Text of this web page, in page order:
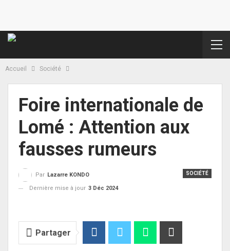
Accueil Société
Foire internationale de
Lomé : Attention aux
fausses rumeurs
SOCIÉTÉ
Par Lazarre KONDO
Dernière mise à jour 3 Déc 2024
Partager